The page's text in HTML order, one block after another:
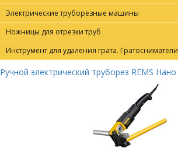
Электрические труборезные машины
Ножницы для отрезки труб
Инструмент для удаления грата. Гратосниматели
Ручной электрический труборез REMS Нано